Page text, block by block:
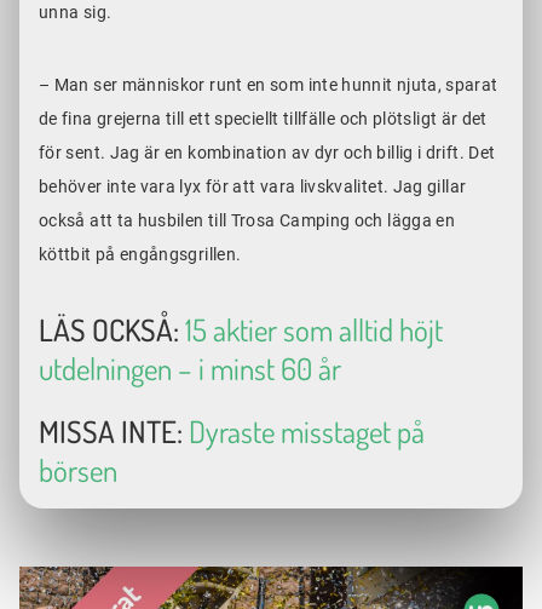
unna sig.
– Man ser människor runt en som inte hunnit njuta, sparat
de fina grejerna till ett speciellt tillfälle och plötsligt är det
för sent. Jag är en kombination av dyr och billig i drift. Det
behöver inte vara lyx för att vara livskvalitet. Jag gillar
också att ta husbilen till Trosa Camping och lägga en
köttbit på engångsgrillen.
LÄS OCKSÅ:15 aktier som alltid höjt
utdelningen – i minst 60 år
MISSA INTE: Dyraste misstaget på
börsen